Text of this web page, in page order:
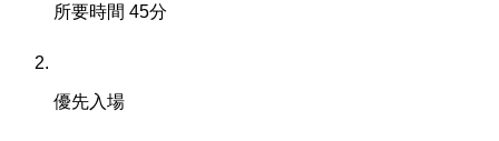
所要時間 45分
優先入場